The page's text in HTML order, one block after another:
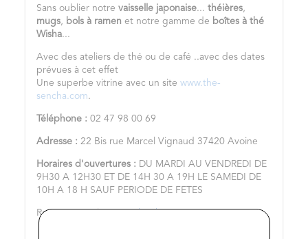
Sans oublier notre vaisselle japonaise... théières,
mugs, bols à ramen et notre gamme de boîtes à thé
Wisha...
Avec des ateliers de thé ou de café ..avec des dates
prévues à cet effet
Une superbe vitrine avec un site www.the-
sencha.com.
Téléphone : 02 47 98 00 69
Adresse : 22 Bis rue Marcel Vignaud 37420 Avoine
Horaires d'ouvertures : DU MARDI AU VENDREDI DE
9H30 A 12H30 ET DE 14H 30 A 19H LE SAMEDI DE
10H A 18 H SAUF PERIODE DE FETES
Retrouvez-moi sur